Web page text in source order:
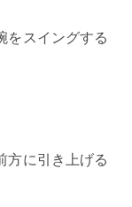
をスイングする
方に引き上げる